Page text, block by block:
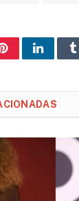
Pinterest